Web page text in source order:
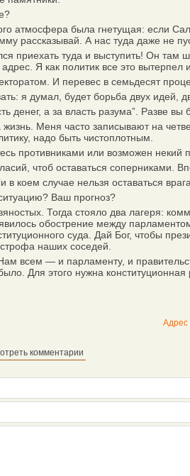
была гнетущая: если
рассказывай. А нас туда даже не
туда и выступить! Он там
Я как политик все это вытерпел
И перевес в семьдесят
думал, будет борьба двух идей,
а за власть разума”. Разве вы
Меня часто записывают на
надо быть чистоплотным.
или возможен некий
чтоб оставаться соперниками.
случае нельзя оставаться
Ваш прогноз?
Тогда стояло два лагеря:
обострение между
суда. Дай Бог, чтобы
наших соседей.
— и парламенту, и
Для этого нужна
Адрес
комментарии